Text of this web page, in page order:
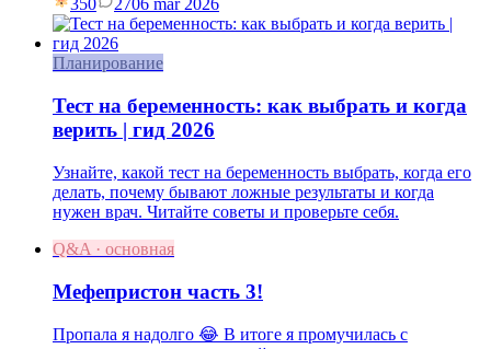
350 2706 mar 2026
Планирование
Тест на беременность: как выбрать и когда
верить | гид 2026
Узнайте, какой тест на беременность выбрать, когда его
делать, почему бывают ложные результаты и когда
нужен врач. Читайте советы и проверьте себя.
Q&A · основная
Мефепристон часть 3!
Пропала я надолго 😂 В итоге я промучилась с